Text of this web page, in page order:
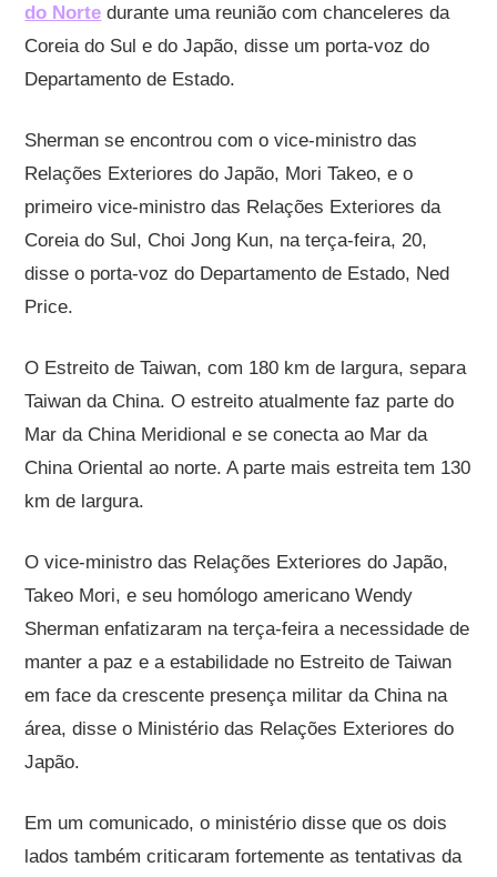
do Norte durante uma reunião com chanceleres da
Coreia do Sul e do Japão, disse um porta-voz do
Departamento de Estado.
Sherman se encontrou com o vice-ministro das
Relações Exteriores do Japão, Mori Takeo, e o
primeiro vice-ministro das Relações Exteriores da
Coreia do Sul, Choi Jong Kun, na terça-feira, 20,
disse o porta-voz do Departamento de Estado, Ned
Price.
O Estreito de Taiwan, com 180 km de largura, separa
Taiwan da China. O estreito atualmente faz parte do
Mar da China Meridional e se conecta ao Mar da
China Oriental ao norte. A parte mais estreita tem 130
km de largura.
O vice-ministro das Relações Exteriores do Japão,
Takeo Mori, e seu homólogo americano Wendy
Sherman enfatizaram na terça-feira a necessidade de
manter a paz e a estabilidade no Estreito de Taiwan
em face da crescente presença militar da China na
área, disse o Ministério das Relações Exteriores do
Japão.
Em um comunicado, o ministério disse que os dois
lados também criticaram fortemente as tentativas da